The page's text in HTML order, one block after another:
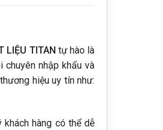
LIỆU TITAN tự hào là
chuyên nhập khẩu và
hiệu uy tín như:
hàng có thể dễ